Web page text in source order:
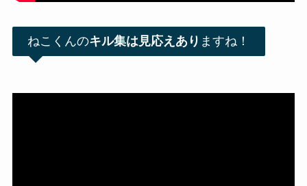
ねこくんのキル集は見応えあり ますね！